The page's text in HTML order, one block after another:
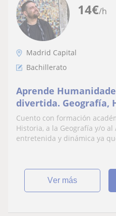
14€/h
Madrid Capital
Bachillerato
Aprende
divertida. Geografía,
del Arte
Cuento con formación
Historia, a la Geografía y/o
entretenida y dinámica ya
ver más